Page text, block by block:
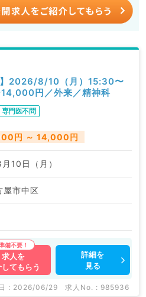
】2026/8/10（月）15:30〜
円／外来／精神科
専門医不問
円 ～ 14,000円
10日（月）
屋市中区
求人を
てもらう
詳細を
見る
: 2026/06/29 求人No. : 985936